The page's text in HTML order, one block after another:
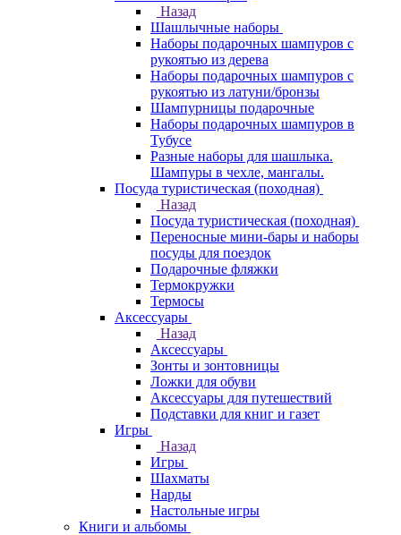
Назад
Шашлычные наборы
Наборы подарочных шампуров с
рукоятью из дерева
Наборы подарочных шампуров с
рукоятью из латуни/бронзы
Шампурницы подарочные
Наборы подарочных шампуров в
Тубусе
Разные наборы для шашлыка.
Шампуры в чехле, мангалы.
Посуда туристическая (походная)
Назад
Посуда туристическая (походная)
Переносные мини-бары и наборы
посуды для поездок
Подарочные фляжки
Термокружки
Термосы
Аксессуары
Назад
Аксессуары
Зонты и зонтовницы
Ложки для обуви
Аксессуары для путешествий
Подставки для книг и газет
Игры
Назад
Игры
Шахматы
Нарды
Настольные игры
Книги и альбомы